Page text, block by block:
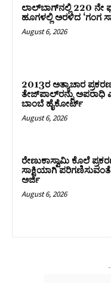
ಲಾಲ್‍ಬಾಗ್‍ನಲ್ಲಿ 220 ನೇ
ಹೂಗಳಲ್ಲಿ ಅರಳಿದ ‘ಗಂಗ
August 6, 2026
2013ರ ಅತ್ಯಾಚಾರ
ತೇಜ್‌ಪಾಲ್‌ರನ್ನು
ಬಾಂಬೆ ಹೈಕೋರ್ಟ್
August 6, 2026
ರೇಣುಕಾಸ್ವಾಮಿ ಕೊಲೆ
ಸಾಕ್ಷಿಯಾಗಿ
ಅರ್ಜಿ
August 6, 2026